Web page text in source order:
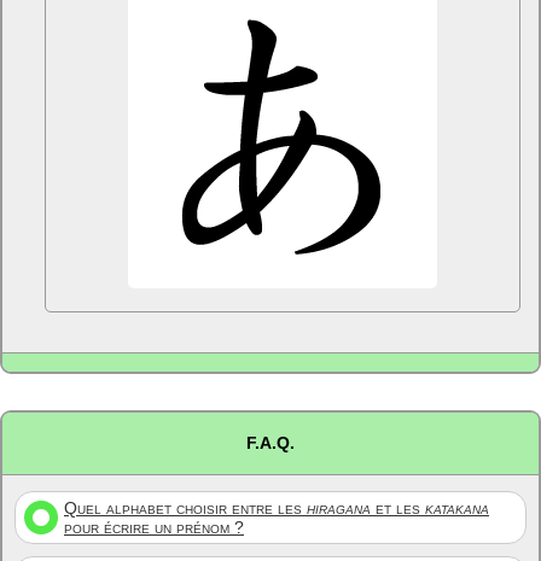
F.A.Q.
Quel alphabet choisir entre les hiragana et les katakana
pour écrire un prénom ?